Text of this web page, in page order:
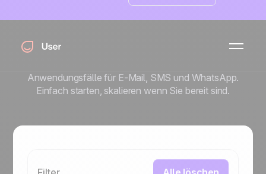
Bewährte Workflows
in Minuten starten
Anwendungsfälle für E-Mail, SMS und WhatsApp.
Einfach starten, skalieren wenn Sie bereit sind.